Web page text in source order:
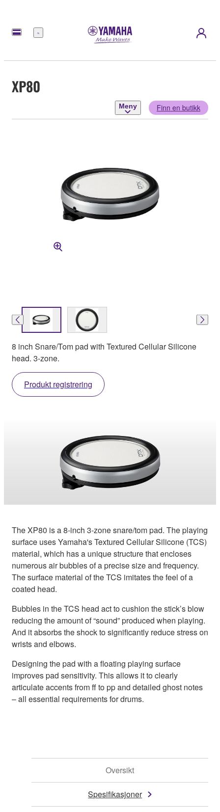
Meny
XP80
Meny Finn en butikk
8 inch Snare/Tom pad with Textured Cellular Silicone
head. 3-zone.
Produkt registrering
The XP80 is a 8-inch 3-zone snare/tom pad. The playing
surface uses Yamaha's Textured Cellular Silicone (TCS)
material, which has a unique structure that encloses
numerous air bubbles of a precise size and frequency.
The surface material of the TCS imitates the feel of a
coated head.
Bubbles in the TCS head act to cushion the stick’s blow
reducing the amount of “sound” produced when playing.
And it absorbs the shock to significantly reduce stress on
wrists and elbows.
Designing the pad with a floating playing surface
improves pad sensitivity. This allows it to clearly
articulate accents from ff to pp and detailed ghost notes
– all essential requirements for drums.
Oversikt
Spesifikasjoner